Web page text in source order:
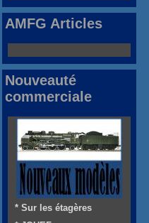
AMFG Articles
Nouveauté
commerciale
* Sur les étagères